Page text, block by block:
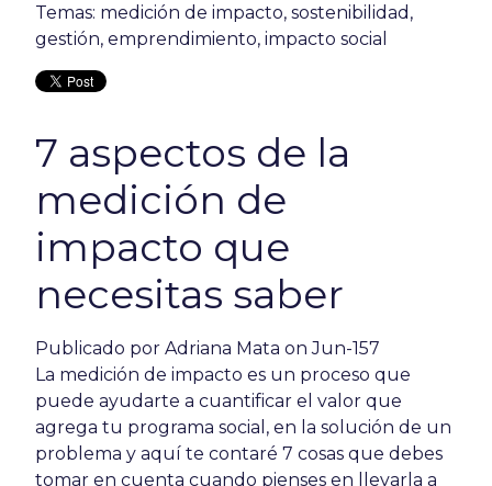
Temas: medición de impacto, sostenibilidad ,
gestión, emprendimiento, impacto social
7 aspectos de la
medición de
impacto que
necesitas saber
Publicado por Adriana Mata on Jun-157
La medición de impacto es un proceso que
puede ayudarte a cuantificar el valor que
agrega tu programa social, en la solución de un
problema y aquí te contaré 7 cosas que debes
tomar en cuenta cuando pienses en llevarla a